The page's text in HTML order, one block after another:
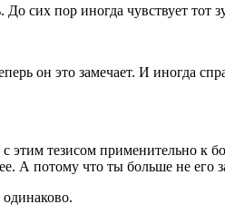
сих пор иногда чувствует тот
он это замечает. И иногда
этим тезисом применительно
А потому что ты больше не его